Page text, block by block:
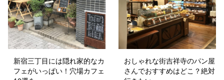
新宿三丁目には隠れ家的なカ
フェがいっぱい！穴場カフェ
おしゃれな街吉祥寺のパン屋
さんでおすすめはどこ？絶対